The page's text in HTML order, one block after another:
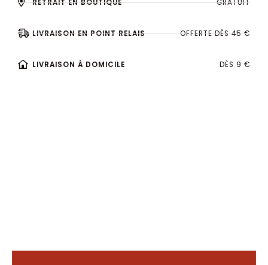
RETRAIT EN BOUTIQUE GRATUIT
LIVRAISON EN POINT RELAIS OFFERTE DÈS 45 €
LIVRAISON À DOMICILE DÈS 9 €